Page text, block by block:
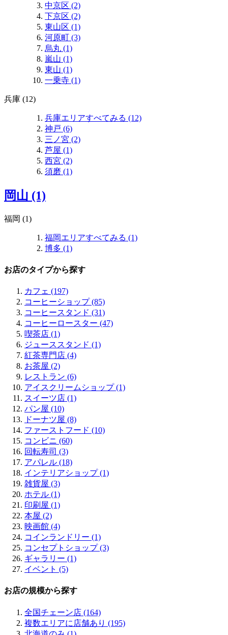
中京区 (2)
下京区 (2)
東山区 (1)
河原町 (3)
烏丸 (1)
嵐山 (1)
東山 (1)
一乗寺 (1)
兵庫 (12)
兵庫エリアすべてみる (12)
神戸 (6)
三ノ宮 (2)
芦屋 (1)
西宮 (2)
須磨 (1)
岡山 (1)
福岡 (1)
福岡エリアすべてみる (1)
博多 (1)
お店のタイプから探す
カフェ (197)
コーヒーショップ (85)
コーヒースタンド (31)
コーヒーロースター (47)
喫茶店 (1)
ジューススタンド (1)
紅茶専門店 (4)
お茶屋 (2)
レストラン (6)
アイスクリームショップ (1)
スイーツ店 (1)
パン屋 (10)
ドーナツ屋 (8)
ファーストフード (10)
コンビニ (60)
回転寿司 (3)
アパレル (18)
インテリアショップ (1)
雑貨屋 (3)
ホテル (1)
印刷屋 (1)
本屋 (2)
映画館 (4)
コインランドリー (1)
コンセプトショップ (3)
ギャラリー (1)
イベント (5)
お店の規模から探す
全国チェーン店 (164)
複数エリアに店舗あり (195)